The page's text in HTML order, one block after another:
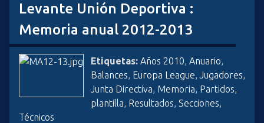
Levante Unión Deportiva :
Memoria anual 2012-2013
Etiquetas: Años 2010, Anuario,
Balances, Europa League, Jugadores,
Junta Directiva, Memoria, Partidos,
plantilla, Resultados, Secciones,
Técnicos